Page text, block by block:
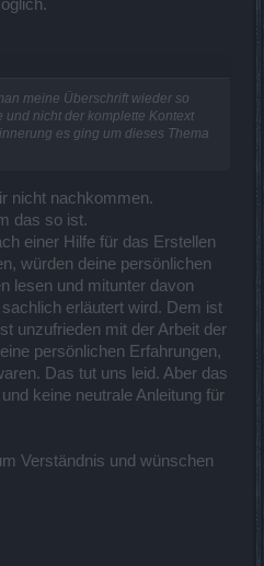
meine Überschrift wieder so
nicht der komplette Kontext
es ging um dieses Thema
nicht nachkommen.
das so ist.
einer Hilfe für das Erstellen
würden deine persönlichen
lesen und mitunter davon
erläutert wird. Dem ist
unzufrieden mit der Arbeit der
persönlichen Erfahrungen,
Das tut uns leid. Aber das
keine neutrale Anleitung für
Verständnis und wünschen